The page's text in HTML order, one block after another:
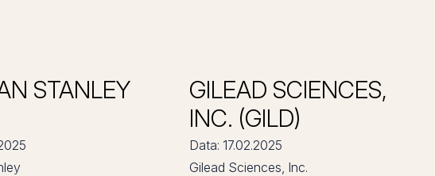
STANLEY
GILEAD SCIENCES,
INC. (GILD)
Data: 17.02.2025
Gilead Sciences, Inc.